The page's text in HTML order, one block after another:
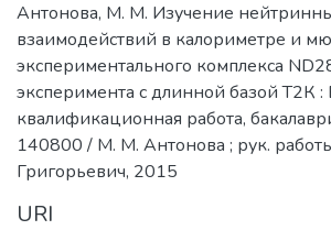
Антонова, М. М. Изучение
взаимодействий в калориметре и
экспериментального комплекса
эксперимента с длинной базой Т2К :
квалификационная работа,
140800 / М. М. Антонова ; рук.
Григорьевич, 2015
URI